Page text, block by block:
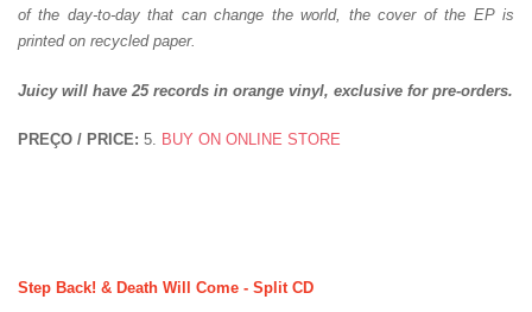
of the day-to-day that can change the world, the cover of the EP is
printed on recycled paper.
Juicy will have 25 records in orange vinyl, exclusive for pre-orders.
PREÇO / PRICE: 5. BUY ON ONLINE STORE
Step Back! & Death Will Come - Split CD